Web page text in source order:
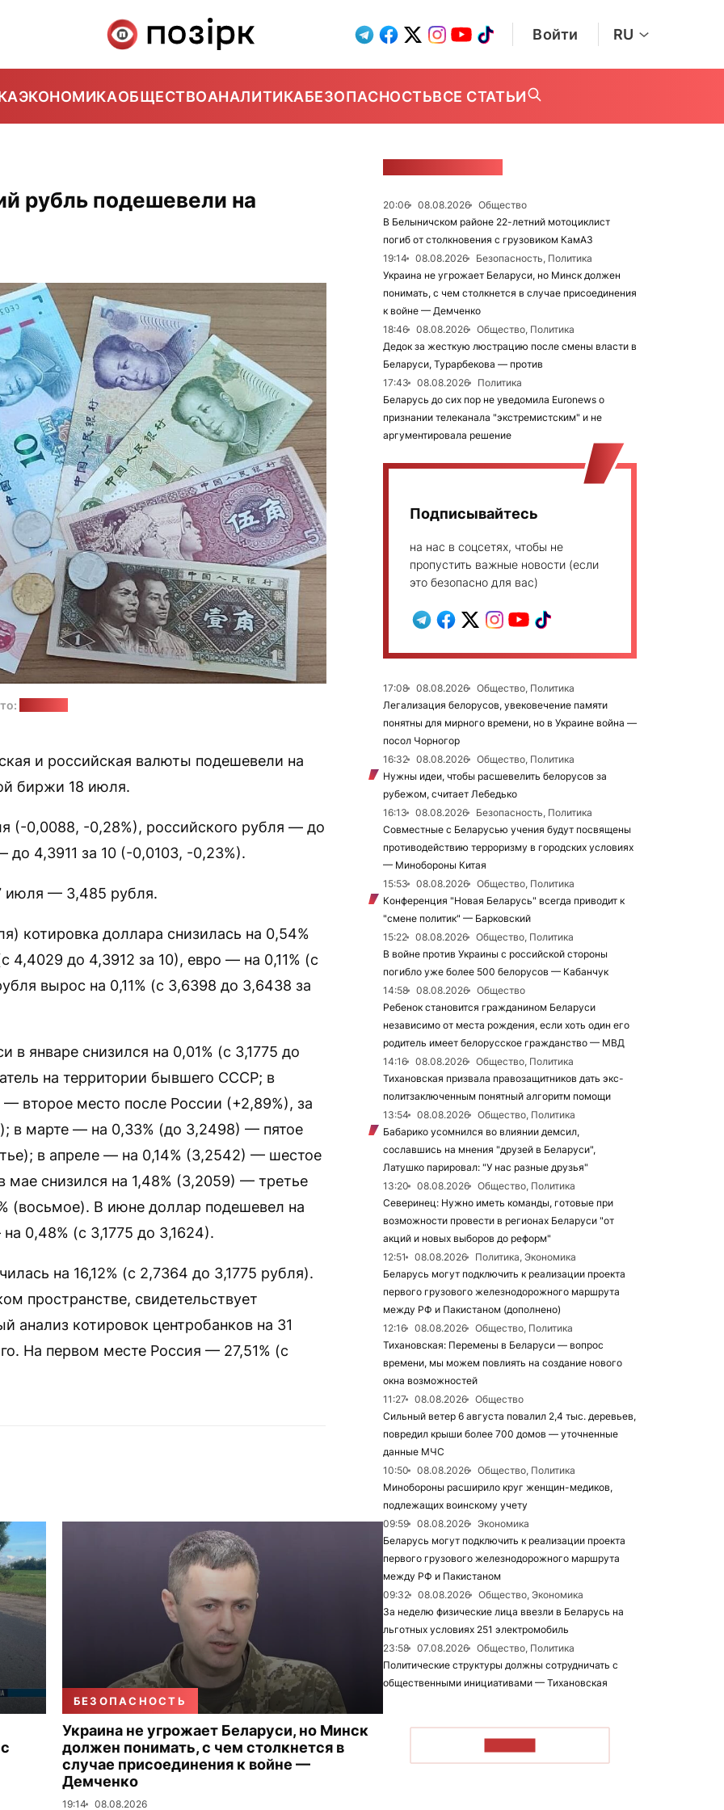
Войти RU
ЭКОНОМИКАОБЩЕСТВОАНАЛИТИКАБЕЗОПАСНОСТЬВСЕ СТАТЬИ
рубль подешевели на
и российская валюты подешевели на
биржи 18 июля.
(-0,0088, -0,28%), российского рубля — до
4,3911 за 10 (-0,0103, -0,23%).
июля — 3,485 рубля.
котировка доллара снизилась на 0,54%
4,4029 до 4,3912 за 10), евро — на 0,11% (с
вырос на 0,11% (с 3,6398 до 3,6438 за
январе снизился на 0,01% (с 3,1775 до
на территории бывшего СССР; в
второе место после России (+2,89%), за
в марте — на 0,33% (до 3,2498) — пятое
в апреле — на 0,14% (3,2542) — шестое
снизился на 1,48% (3,2059) — третье
(восьмое). В июне доллар подешевел на
0,48% (с 3,1775 до 3,1624).
на 16,12% (с 2,7364 до 3,1775 рубля).
пространстве, свидетельствует
анализ котировок центробанков на 31
На первом месте Россия — 27,51% (с
БЕЗОПАСНОСТЬ
Украина не угрожает Беларуси, но Минск
должен понимать, с чем столкнется в
случае присоединения к войне —
Демченко
19:14 08.08.2026
20:06 08.08.2026
Общество
В Белыничском районе 22-летний мотоциклист
погиб от столкновения с грузовиком КамАЗ
19:14
08.08.2026
Безопасность, Политика
Украина не угрожает Беларуси, но Минск должен
понимать, с чем столкнется в случае присоединения
к войне — Демченко
18:46
08.08.2026
Общество, Политика
Дедок за жесткую люстрацию после смены власти в
Беларуси, Турарбекова — против
17:43
08.08.2026
Политика
Беларусь до сих пор не уведомила Euronews о
признании телеканала "экстремистским" и не
аргументировала решение
Подписывайтесь
на нас в соцсетях, чтобы не
пропустить важные новости (если
это безопасно для вас)
17:08 08.08.2026
Общество, Политика
Легализация белорусов, увековечение памяти
понятны для мирного времени, но в Украине война —
посол Чорногор
16:32
08.08.2026
Общество, Политика
Нужны идеи, чтобы расшевелить белорусов за
рубежом, считает Лебедько
16:13
08.08.2026
Безопасность, Политика
Совместные с Беларусью учения будут посвящены
противодействию терроризму в городских условиях
— Минобороны Китая
15:53
08.08.2026
Общество, Политика
Конференция "Новая Беларусь" всегда приводит к
"смене политик" — Барковский
15:22
08.08.2026
Общество, Политика
В войне против Украины с российской стороны
погибло уже более 500 белорусов — Кабанчук
14:58
08.08.2026
Общество
Ребенок становится гражданином Беларуси
независимо от места рождения, если хоть один его
родитель имеет белорусское гражданство — МВД
14:16
08.08.2026
Общество, Политика
Тихановская призвала правозащитников дать экс-
политзаключенным понятный алгоритм помощи
13:54
08.08.2026
Общество, Политика
Бабарико усомнился во влиянии демсил,
сославшись на мнения "друзей в Беларуси",
Латушко парировал: "У нас разные друзья"
13:20
08.08.2026
Общество, Политика
Северинец: Нужно иметь команды, готовые при
возможности провести в регионах Беларуси "от
акций и новых выборов до реформ"
12:51
08.08.2026
Политика, Экономика
Беларусь могут подключить к реализации проекта
первого грузового железнодорожного маршрута
между РФ и Пакистаном (дополнено)
12:16
08.08.2026
Общество, Политика
Тихановская: Перемены в Беларуси — вопрос
времени, мы можем повлиять на создание нового
окна возможностей
11:27
08.08.2026
Общество
Сильный ветер 6 августа повалил 2,4 тыс. деревьев,
повредил крыши более 700 домов — уточненные
данные МЧС
10:50
08.08.2026
Общество, Политика
Минобороны расширило круг женщин-медиков,
подлежащих воинскому учету
09:59
08.08.2026
Экономика
Беларусь могут подключить к реализации проекта
первого грузового железнодорожного маршрута
между РФ и Пакистаном
09:32
08.08.2026
Общество, Экономика
За неделю физические лица ввезли в Беларусь на
льготных условиях 251 электромобиль
23:58
07.08.2026
Общество, Политика
Политические структуры должны сотрудничать с
общественными инициативами — Тихановская